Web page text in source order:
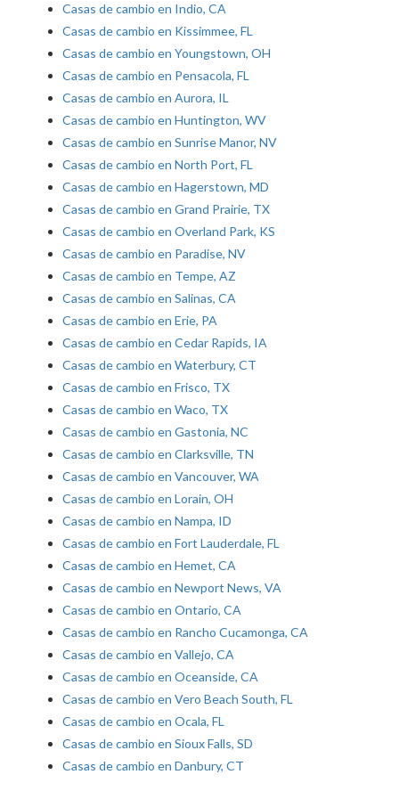
Casas de cambio en Indio, CA
Casas de cambio en Kissimmee, FL
Casas de cambio en Youngstown, OH
Casas de cambio en Pensacola, FL
Casas de cambio en Aurora, IL
Casas de cambio en Huntington, WV
Casas de cambio en Sunrise Manor, NV
Casas de cambio en North Port, FL
Casas de cambio en Hagerstown, MD
Casas de cambio en Grand Prairie, TX
Casas de cambio en Overland Park, KS
Casas de cambio en Paradise, NV
Casas de cambio en Tempe, AZ
Casas de cambio en Salinas, CA
Casas de cambio en Erie, PA
Casas de cambio en Cedar Rapids, IA
Casas de cambio en Waterbury, CT
Casas de cambio en Frisco, TX
Casas de cambio en Waco, TX
Casas de cambio en Gastonia, NC
Casas de cambio en Clarksville, TN
Casas de cambio en Vancouver, WA
Casas de cambio en Lorain, OH
Casas de cambio en Nampa, ID
Casas de cambio en Fort Lauderdale, FL
Casas de cambio en Hemet, CA
Casas de cambio en Newport News, VA
Casas de cambio en Ontario, CA
Casas de cambio en Rancho Cucamonga, CA
Casas de cambio en Vallejo, CA
Casas de cambio en Oceanside, CA
Casas de cambio en Vero Beach South, FL
Casas de cambio en Ocala, FL
Casas de cambio en Sioux Falls, SD
Casas de cambio en Danbury, CT